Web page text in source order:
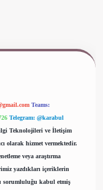
Teams:
Telegram: @karabul
Teknolojileri ve İletişim
olarak hizmet vermektedir.
veya araştırma
yazdıkları içeriklerin
sorumluluğu kabul etmiş